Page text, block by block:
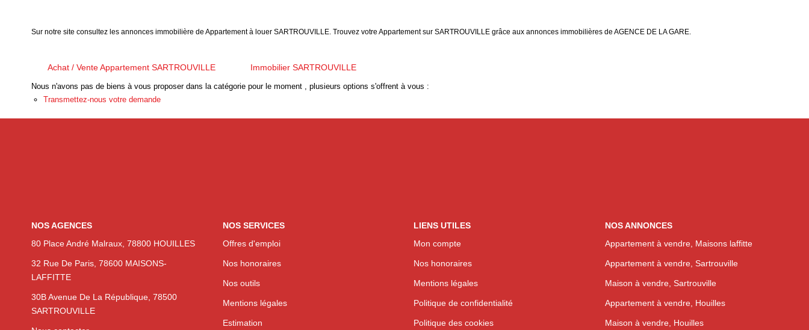
Sur notre site consultez les annonces immobilière de Appartement à louer SARTROUVILLE. Trouvez votre Appartement sur SARTROUVILLE grâce aux annonces immobilières de AGENCE DE LA GARE.
Achat / Vente Appartement SARTROUVILLE Immobilier SARTROUVILLE
Nous n'avons pas de biens à vous proposer dans la catégorie pour le moment , plusieurs options s'offrent à vous :
Transmettez-nous votre demande
NOS AGENCES
80 Place André Malraux, 78800 HOUILLES
32 Rue De Paris, 78600 MAISONS-
LAFFITTE
30B Avenue De La République, 78500
SARTROUVILLE
NOS SERVICES
Offres d'emploi
Nos honoraires
Nos outils
Mentions légales
Estimation
LIENS UTILES
Mon compte
Nos honoraires
Mentions légales
Politique de confidentialité
Politique des cookies
NOS ANNONCES
Appartement à vendre, Maisons laffitte
Appartement à vendre, Sartrouville
Maison à vendre, Sartrouville
Appartement à vendre, Houilles
Maison à vendre, Houilles